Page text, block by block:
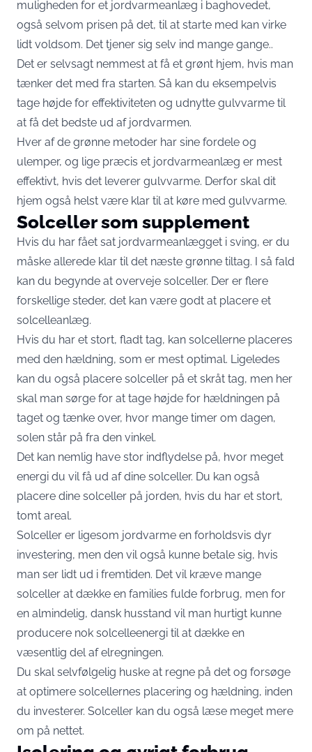
muligheden for et jordvarmeanlæg i baghovedet,
også selvom prisen på det, til at starte med kan virke
lidt voldsom. Det tjener sig selv ind mange gange..
Det er selvsagt nemmest at få et grønt hjem, hvis man
tænker det med fra starten. Så kan du eksempelvis
tage højde for effektiviteten og udnytte gulvvarme til
at få det bedste ud af jordvarmen.
Hver af de grønne metoder har sine fordele og
ulemper, og lige præcis et jordvarmeanlæg er mest
effektivt, hvis det leverer gulvvarme. Derfor skal dit
hjem også helst være klar til at køre med gulvvarme.
Solceller som supplement
Hvis du har fået sat jordvarmeanlægget i sving, er du
måske allerede klar til det næste grønne tiltag. I så fald
kan du begynde at overveje solceller. Der er flere
forskellige steder, det kan være godt at placere et
solcelleanlæg.
Hvis du har et stort, fladt tag, kan solcellerne placeres
med den hældning, som er mest optimal. Ligeledes
kan du også placere solceller på et skråt tag, men her
skal man sørge for at tage højde for hældningen på
taget og tænke over, hvor mange timer om dagen,
solen står på fra den vinkel.
Det kan nemlig have stor indflydelse på, hvor meget
energi du vil få ud af dine solceller. Du kan også
placere dine solceller på jorden, hvis du har et stort,
tomt areal.
Solceller er ligesom jordvarme en forholdsvis dyr
investering, men den vil også kunne betale sig, hvis
man ser lidt ud i fremtiden. Det vil kræve mange
solceller at dække en families fulde forbrug, men for
en almindelig, dansk husstand vil man hurtigt kunne
producere nok solcelleenergi til at dække en
væsentlig del af elregningen.
Du skal selvfølgelig huske at regne på det og forsøge
at optimere solcellernes placering og hældning, inden
du investerer. Solceller kan du også læse meget mere
om på nettet.